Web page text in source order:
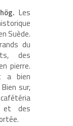
Les
Suède.
du
des
pierre.
a bien
sur,
et des